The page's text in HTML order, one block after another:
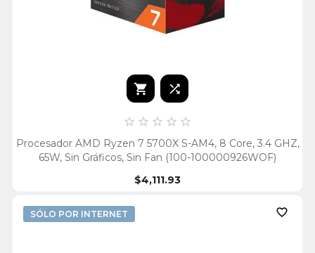
 
    
Procesador AMD Ryzen 7 5700X S-AM4, 8 Core, 3.4 GHZ,
65W, Sin Gráficos, Sin Fan (100-100000926WOF)
$4,111.93
SÓLO POR INTERNET 